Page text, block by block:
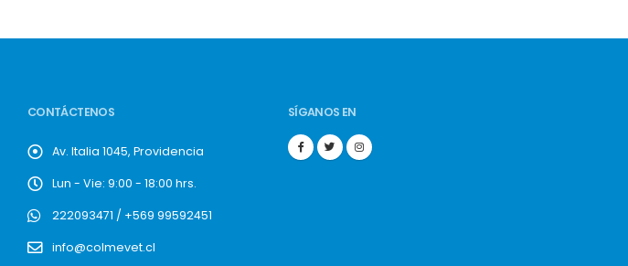
CONTÁCTENOS
Av. Italia 1045, Providencia
Lun - Vie: 9:00 - 18:00 hrs.
222093471 / +569 99592451
info@colmevet.cl
SÍGANOS EN